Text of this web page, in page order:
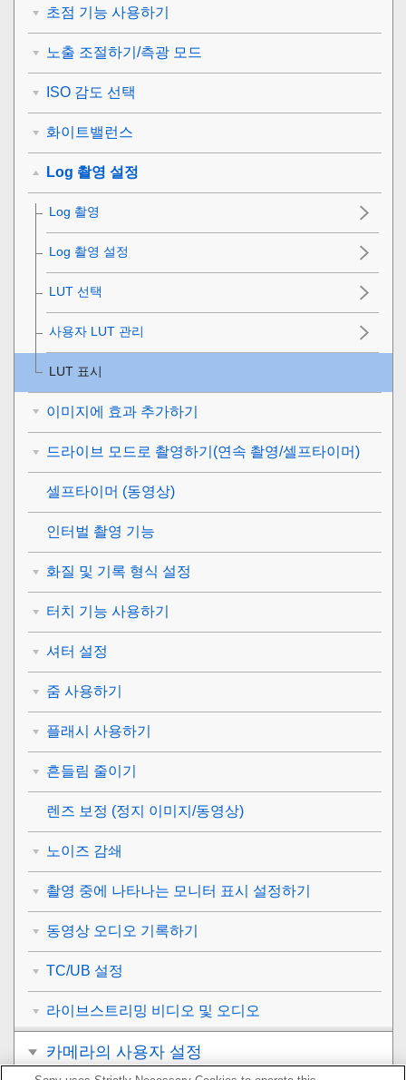
초점 기능 사용하기
노출 조절하기/측광 모드
ISO 감도 선택
화이트밸런스
Log 촬영 설정
Log 촬영
Log 촬영 설정
LUT 선택
사용자 LUT 관리
LUT 표시
이미지에 효과 추가하기
드라이브 모드로 촬영하기(연속 촬영/셀프타이머)
셀프타이머 (동영상)
인터벌 촬영 기능
화질 및 기록 형식 설정
터치 기능 사용하기
셔터 설정
줌 사용하기
플래시 사용하기
흔들림 줄이기
렌즈 보정 (정지 이미지/동영상)
노이즈 감쇄
촬영 중에 나타나는 모니터 표시 설정하기
동영상 오디오 기록하기
TC/UB 설정
라이브스트리밍 비디오 및 오디오
카메라의 사용자 설정